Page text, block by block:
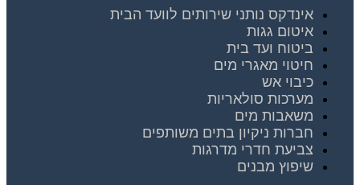
אינדקס נותני שירותים לוועד הבית
איטום גגות
ביטוח ועד בית
חיטוי מאגרי מים
כיבוי אש
מערכות סולאריות
משאבות מים
חברות ניקיון בתים משותפים
צביעת חדרי מדרגות
שיפוץ מבנים